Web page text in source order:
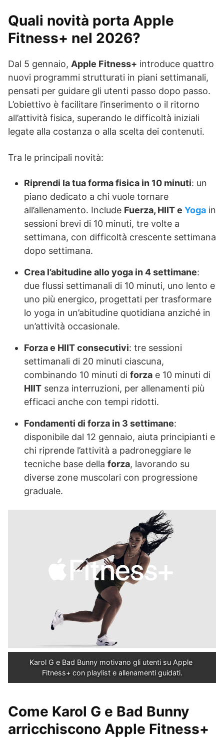
Quali novità porta Apple
Fitness+ nel 2026?
Dal 5 gennaio, Apple Fitness+ introduce quattro
nuovi programmi strutturati in piani settimanali,
pensati per guidare gli utenti passo dopo passo.
L’obiettivo è facilitare l’inserimento o il ritorno
all’attività fisica, superando le difficoltà iniziali
legate alla costanza o alla scelta dei contenuti.
Tra le principali novità:
Riprendi la tua forma fisica in 10 minuti: un
piano dedicato a chi vuole tornare
all’allenamento. Include Fuerza, HIIT e Yoga in
sessioni brevi di 10 minuti, tre volte a
settimana, con difficoltà crescente settimana
dopo settimana.
Crea l’abitudine allo yoga in 4 settimane:
due flussi settimanali di 10 minuti, uno lento e
uno più energico, progettati per trasformare
lo yoga in un’abitudine quotidiana anziché in
un’attività occasionale.
Forza e HIIT consecutivi: tre sessioni
settimanali di 20 minuti ciascuna,
combinando 10 minuti di forza e 10 minuti di
HIIT senza interruzioni, per allenamenti più
efficaci anche con tempi ridotti.
Fondamenti di forza in 3 settimane:
disponibile dal 12 gennaio, aiuta principianti e
chi riprende l’attività a padroneggiare le
tecniche base della forza, lavorando su
diverse zone muscolari con progressione
graduale.
Karol G e Bad Bunny motivano gli utenti su Apple
Fitness+ con playlist e allenamenti guidati.
Come Karol G e Bad Bunny
arricchiscono Apple Fitness+